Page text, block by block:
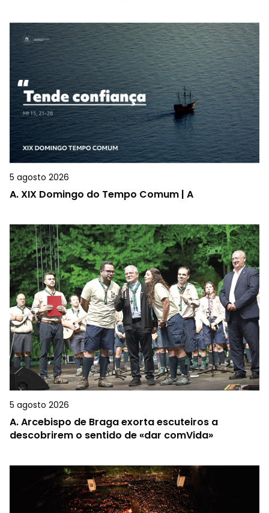
5 agosto 2026
A.XIX Domingo do Tempo Comum | A
5 agosto 2026
A.Arcebispo de Braga exorta escuteiros a
descobrirem o sentido de «dar comVida»